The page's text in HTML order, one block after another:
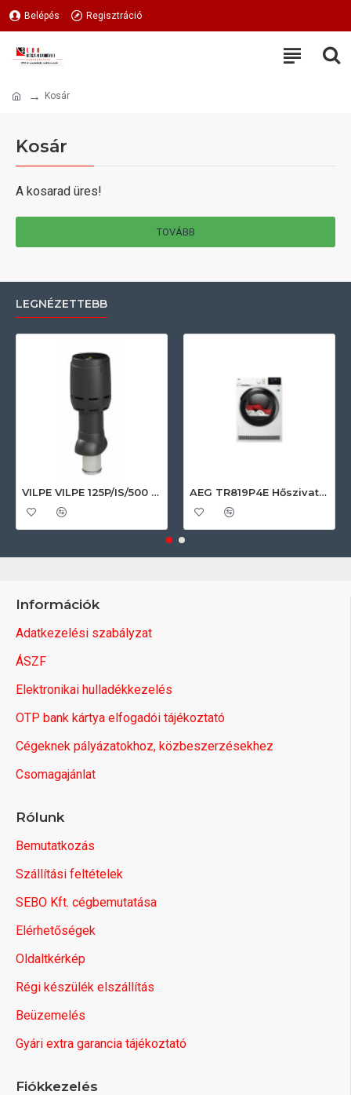
Belépés Regisztráció
Kosár
Kosár
A kosarad üres!
TOVÁBB
LEGNÉZETTEBB
VILPE VILPE 125P/IS/500 FLOW tetőszellőző, fekete Szellőztető ventilátor tartozékok AEG TR819P4E Hőszivattyús szárítógép
Információk
Adatkezelési szabályzat
ÁSZF
Elektronikai hulladékkezelés
OTP bank kártya elfogadói tájékoztató
Cégeknek pályázatokhoz, közbeszerzésekhez
Csomagajánlat
Rólunk
Bemutatkozás
Szállítási feltételek
SEBO Kft. cégbemutatása
Elérhetőségek
Oldaltkérkép
Régi készülék elszállítás
Beüzemelés
Gyári extra garancia tájékoztató
Fiókkezelés